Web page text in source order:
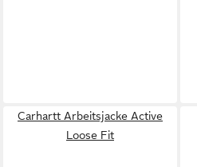
Carhartt Arbeitsjacke Active
Loose Fit